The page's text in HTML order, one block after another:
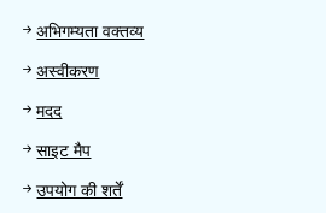
Footer
अभिगम्यता वक्तव्य
अस्वीकरण
मदद
साइट मैप
उपयोग की शर्तें